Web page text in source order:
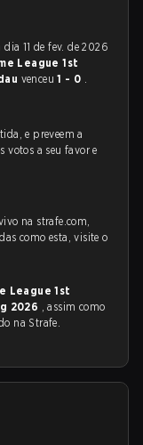
11 de fev. de 2026
League 1st
venceu1 - 0 .
e preveem a
votos a seu favor e
na strafe.com,
como esta, visite o
League 1st
2026 , assim como
na Strafe.